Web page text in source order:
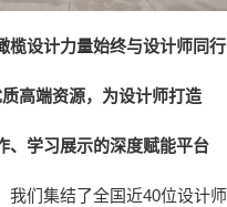
榄设计力量始终与设计师同行
高端资源， 为设计师打造
、学习展示的深度赋能平台
我们集结了全国近40位设计师